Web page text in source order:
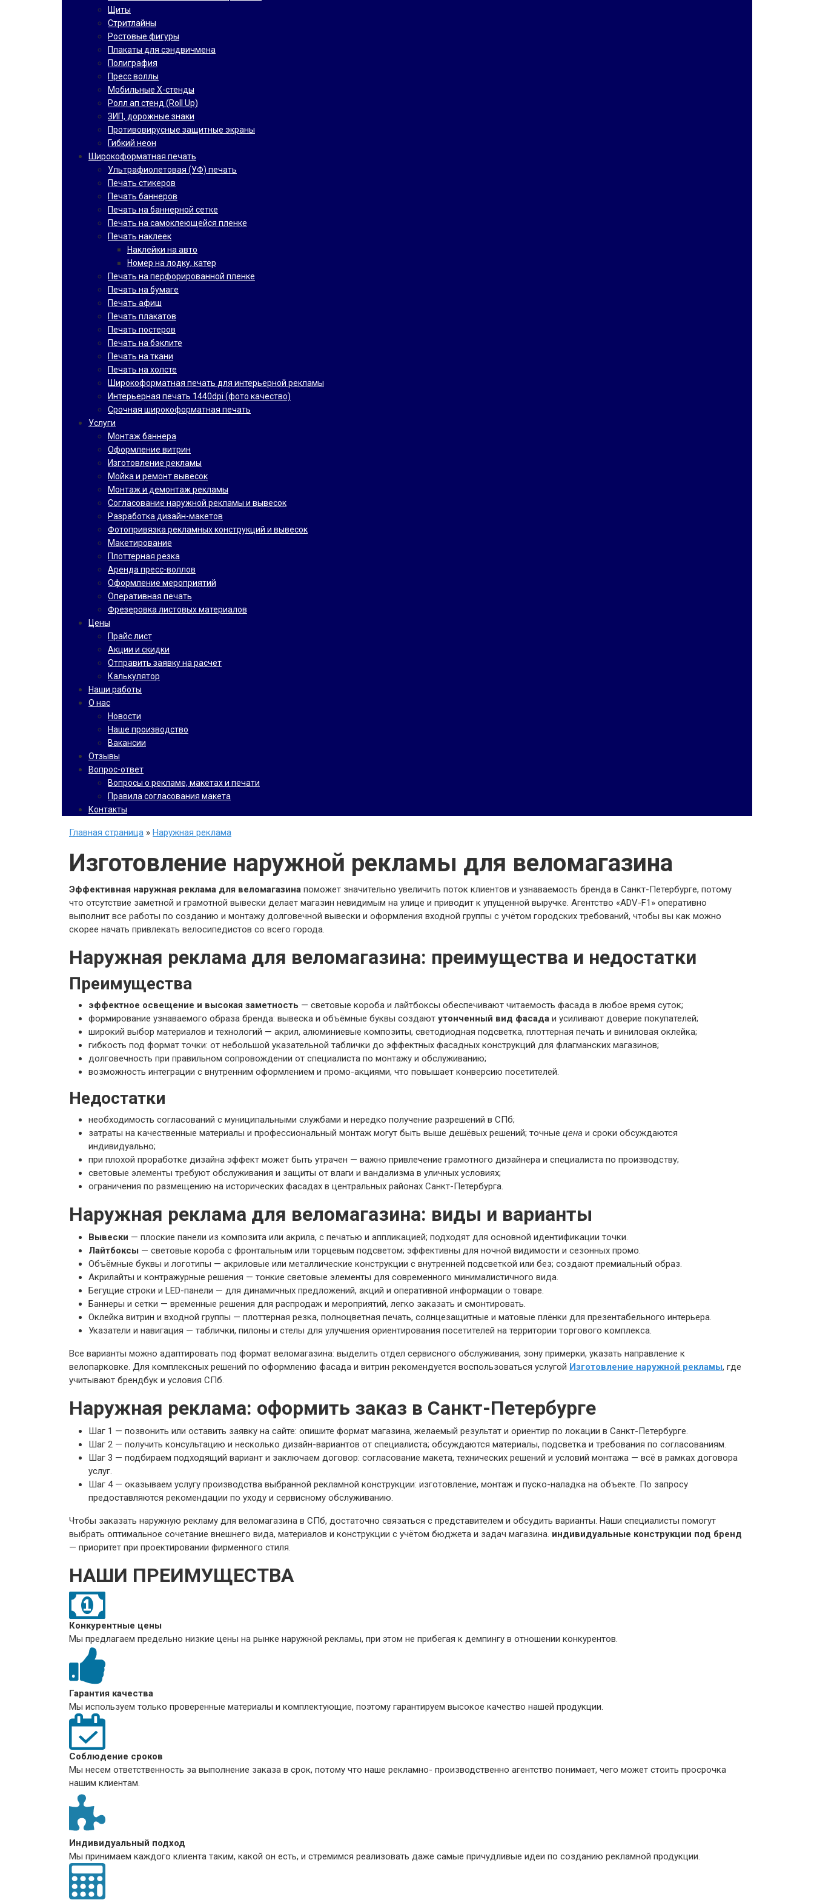
Щиты
Стритлайны
Ростовые фигуры
Плакаты для сэндвичмена
Полиграфия
Пресс воллы
Мобильные Х-стенды
Ролл ап стенд (Roll Up)
ЗИП, дорожные знаки
Противовирусные защитные экраны
Гибкий неон
Широкоформатная печать
Ультрафиолетовая (УФ) печать
Печать стикеров
Печать баннеров
Печать на баннерной сетке
Печать на самоклеющейся пленке
Печать наклеек
Наклейки на авто
Номер на лодку, катер
Печать на перфорированной пленке
Печать на бумаге
Печать афиш
Печать плакатов
Печать постеров
Печать на бэклите
Печать на ткани
Печать на холсте
Широкоформатная печать для интерьерной рекламы
Интерьерная печать 1440dpi (фото качество)
Срочная широкоформатная печать
Услуги
Монтаж баннера
Оформление витрин
Изготовление рекламы
Мойка и ремонт вывесок
Монтаж и демонтаж рекламы
Согласование наружной рекламы и вывесок
Разработка дизайн-макетов
Фотопривязка рекламных конструкций и вывесок
Макетирование
Плоттерная резка
Аренда пресс-воллов
Оформление мероприятий
Оперативная печать
Фрезеровка листовых материалов
Цены
Прайс лист
Акции и скидки
Отправить заявку на расчет
Калькулятор
Наши работы
О нас
Новости
Наше производство
Вакансии
Отзывы
Вопрос-ответ
Вопросы о рекламе, макетах и печати
Правила согласования макета
Контакты
Главная страница » Наружная реклама
Изготовление наружной рекламы для веломагазина
Эффективная наружная реклама для веломагазина поможет значительно увеличить поток клиентов и узнаваемость бренда в Санкт-Петербурге, потому
что отсутствие заметной и грамотной вывески делает магазин невидимым на улице и приводит к упущенной выручке. Агентство «ADV-F1» оперативно
выполнит все работы по созданию и монтажу долговечной вывески и оформления входной группы с учётом городских требований, чтобы вы как можно
скорее начать привлекать велосипедистов со всего города.
Наружная реклама для веломагазина: преимущества и недостатки
Преимущества
эффектное освещение и высокая заметность — световые короба и лайтбоксы обеспечивают читаемость фасада в любое время суток;
формирование узнаваемого образа бренда: вывеска и объёмные буквы создают утонченный вид фасада и усиливают доверие покупателей;
широкий выбор материалов и технологий — акрил, алюминиевые композиты, светодиодная подсветка, плоттерная печать и виниловая оклейка;
гибкость под формат точки: от небольшой указательной таблички до эффектных фасадных конструкций для флагманских магазинов;
долговечность при правильном сопровождении от специалиста по монтажу и обслуживанию;
возможность интеграции с внутренним оформлением и промо-акциями, что повышает конверсию посетителей.
Недостатки
необходимость согласований с муниципальными службами и нередко получение разрешений в СПб;
затраты на качественные материалы и профессиональный монтаж могут быть выше дешёвых решений; точные цена и сроки обсуждаются
индивидуально;
при плохой проработке дизайна эффект может быть утрачен — важно привлечение грамотного дизайнера и специалиста по производству;
световые элементы требуют обслуживания и защиты от влаги и вандализма в уличных условиях;
ограничения по размещению на исторических фасадах в центральных районах Санкт-Петербурга.
Наружная реклама для веломагазина: виды и варианты
Вывески — плоские панели из композита или акрила, с печатью и аппликацией; подходят для основной идентификации точки.
Лайтбоксы — световые короба с фронтальным или торцевым подсветом; эффективны для ночной видимости и сезонных промо.
Объёмные буквы и логотипы — акриловые или металлические конструкции с внутренней подсветкой или без; создают премиальный образ.
Акрилайты и контражурные решения — тонкие световые элементы для современного минималистичного вида.
Бегущие строки и LED-панели — для динамичных предложений, акций и оперативной информации о товаре.
Баннеры и сетки — временные решения для распродаж и мероприятий, легко заказать и смонтировать.
Оклейка витрин и входной группы — плоттерная резка, полноцветная печать, солнцезащитные и матовые плёнки для презентабельного интерьера.
Указатели и навигация — таблички, пилоны и стелы для улучшения ориентирования посетителей на территории торгового комплекса.
Все варианты можно адаптировать под формат веломагазина: выделить отдел сервисного обслуживания, зону примерки, указать направление к
велопарковке. Для комплексных решений по оформлению фасада и витрин рекомендуется воспользоваться услугой Изготовление наружной рекламы, где
учитывают брендбук и условия СПб.
Наружная реклама: оформить заказ в Санкт-Петербурге
Шаг 1 — позвонить или оставить заявку на сайте: опишите формат магазина, желаемый результат и ориентир по локации в Санкт-Петербурге.
Шаг 2 — получить консультацию и несколько дизайн-вариантов от специалиста; обсуждаются материалы, подсветка и требования по согласованиям.
Шаг 3 — подбираем подходящий вариант и заключаем договор: согласование макета, технических решений и условий монтажа — всё в рамках договора
услуг.
Шаг 4 — оказываем услугу производства выбранной рекламной конструкции: изготовление, монтаж и пуско-наладка на объекте. По запросу
предоставляются рекомендации по уходу и сервисному обслуживанию.
Чтобы заказать наружную рекламу для веломагазина в СПб, достаточно связаться с представителем и обсудить варианты. Наши специалисты помогут
выбрать оптимальное сочетание внешнего вида, материалов и конструкции с учётом бюджета и задач магазина. индивидуальные конструкции под бренд
— приоритет при проектировании фирменного стиля.
НАШИ ПРЕИМУЩЕСТВА
Конкурентные цены
Мы предлагаем предельно низкие цены на рынке наружной рекламы, при этом не прибегая к демпингу в отношении конкурентов.
Гарантия качества
Мы используем только проверенные материалы и комплектующие, поэтому гарантируем высокое качество нашей продукции.
Соблюдение сроков
Мы несем ответственность за выполнение заказа в срок, потому что наше рекламно- производственно агентство понимает, чего может стоить просрочка
нашим клиентам.
Индивидуальный подход
Мы принимаем каждого клиента таким, какой он есть, и стремимся реализовать даже самые причудливые идеи по созданию рекламной продукции.